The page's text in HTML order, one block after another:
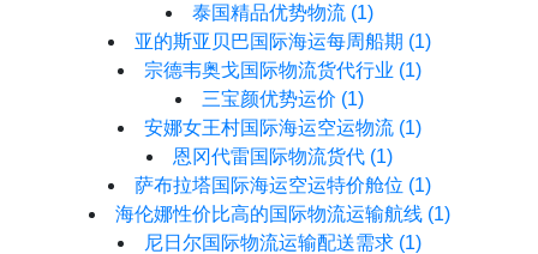
泰国精品优势物流 (1)
亚的斯亚贝巴国际海运每周船期 (1)
宗德韦奥戈国际物流货代行业 (1)
三宝颜优势运价 (1)
安娜女王村国际海运空运物流 (1)
恩冈代雷国际物流货代 (1)
萨布拉塔国际海运空运特价舱位 (1)
海伦娜性价比高的国际物流运输航线 (1)
尼日尔国际物流运输配送需求 (1)